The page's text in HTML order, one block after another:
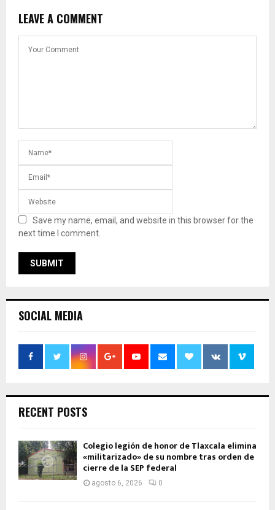
LEAVE A COMMENT
Save my name, email, and website in this browser for the
next time I comment.
SOCIAL MEDIA
RECENT POSTS
Colegio legión de honor de Tlaxcala elimina
«militarizado» de su nombre tras orden de
cierre de la SEP federal
agosto 6, 2026 0